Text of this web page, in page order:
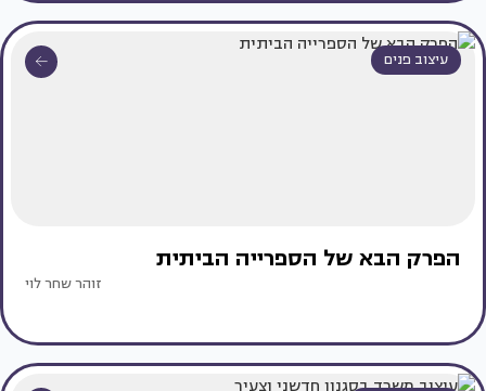
עיצוב פנים
הפרק הבא של הספרייה הביתית
זוהר שחר לוי